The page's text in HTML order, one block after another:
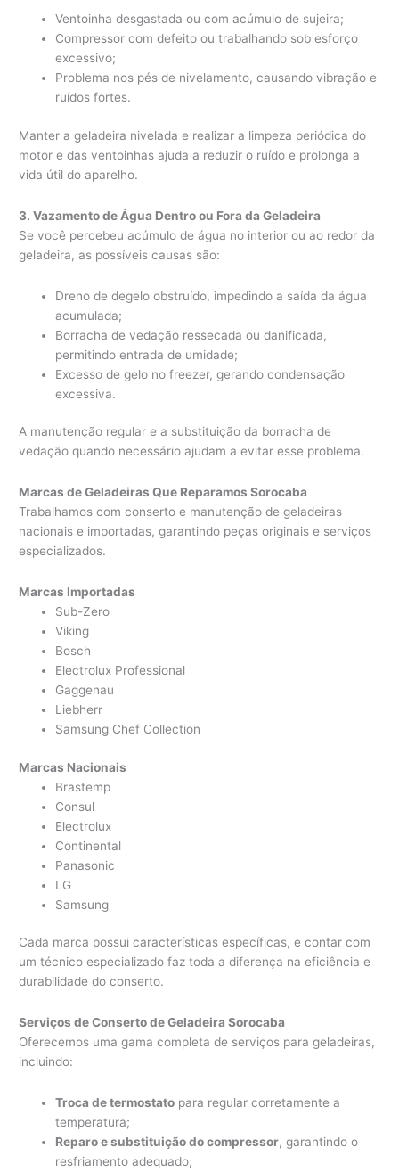
Ventoinha desgastada ou com acúmulo de sujeira;
Compressor com defeito ou trabalhando sob esforço
excessivo;
Problema nos pés de nivelamento, causando vibração e
ruídos fortes.
Manter a geladeira nivelada e realizar a limpeza periódica do
motor e das ventoinhas ajuda a reduzir o ruído e prolonga a
vida útil do aparelho.
3. Vazamento de Água Dentro ou Fora da Geladeira
Se você percebeu acúmulo de água no interior ou ao redor da
geladeira, as possíveis causas são:
Dreno de degelo obstruído, impedindo a saída da água
acumulada;
Borracha de vedação ressecada ou danificada,
permitindo entrada de umidade;
Excesso de gelo no freezer, gerando condensação
excessiva.
A manutenção regular e a substituição da borracha de
vedação quando necessário ajudam a evitar esse problema.
Marcas de Geladeiras Que Reparamos Sorocaba
Trabalhamos com conserto e manutenção de geladeiras
nacionais e importadas, garantindo peças originais e serviços
especializados.
Marcas Importadas
Sub-Zero
Viking
Bosch
Electrolux Professional
Gaggenau
Liebherr
Samsung Chef Collection
Marcas Nacionais
Brastemp
Consul
Electrolux
Continental
Panasonic
LG
Samsung
Cada marca possui características específicas, e contar com
um técnico especializado faz toda a diferença na eficiência e
durabilidade do conserto.
Serviços de Conserto de Geladeira Sorocaba
Oferecemos uma gama completa de serviços para geladeiras,
incluindo:
Troca de termostato para regular corretamente a
temperatura;
Reparo e substituição do compressor, garantindo o
resfriamento adequado;